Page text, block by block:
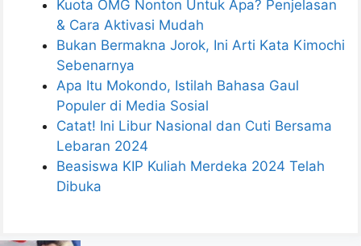
Kuota OMG Nonton Untuk Apa? Penjelasan
& Cara Aktivasi Mudah
Bukan Bermakna Jorok, Ini Arti Kata Kimochi
Sebenarnya
Apa Itu Mokondo, Istilah Bahasa Gaul
Populer di Media Sosial
Catat! Ini Libur Nasional dan Cuti Bersama
Lebaran 2024
Beasiswa KIP Kuliah Merdeka 2024 Telah
Dibuka